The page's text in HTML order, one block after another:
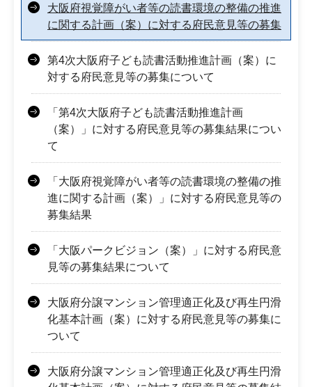
大阪府視覚障がい者等の読書環境の整備の推進
に関する計画（案）に対する府民意見等の募集
第4次大阪府子ども読書活動推進計画（案）に
対する府民意見等の募集について
「第4次大阪府子ども読書活動推進計画
（案）」に対する府民意見等の募集結果につい
て
「大阪府視覚障がい者等の読書環境の整備の推
進に関する計画（案）」に対する府民意見等の
募集結果
「大阪パークビジョン（案）」に対する府民意
見等の募集結果について
大阪府分譲マンション管理適正化及び再生円滑
化基本計画（案）に対する府民意見等の募集に
ついて
大阪府分譲マンション管理適正化及び再生円滑